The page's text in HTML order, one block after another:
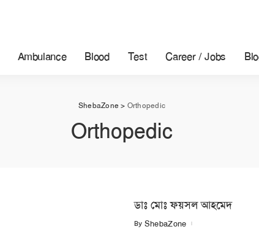
Ambulance Blood Test Career / Jobs
ShebaZone > Orthopedic
Orthopedic
ডাঃ মোঃ ফয়সল আহমেদ
By ShebaZone